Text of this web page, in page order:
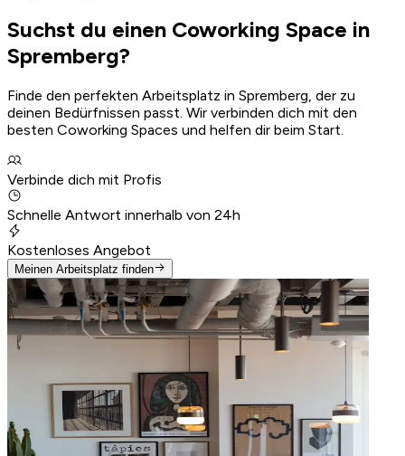
Suchst du einen Coworking Space in
Spremberg?
Finde den perfekten Arbeitsplatz in Spremberg, der zu
deinen Bedürfnissen passt. Wir verbinden dich mit den
besten Coworking Spaces und helfen dir beim Start.
Verbinde dich mit Profis
Schnelle Antwort innerhalb von 24h
Kostenloses Angebot
Meinen Arbeitsplatz finden